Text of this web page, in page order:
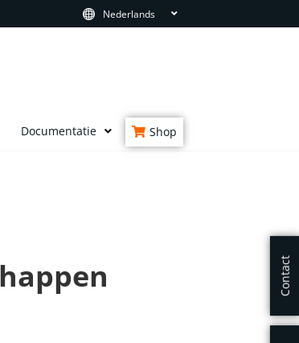
Nederlands
Documentatie Shop
Contact